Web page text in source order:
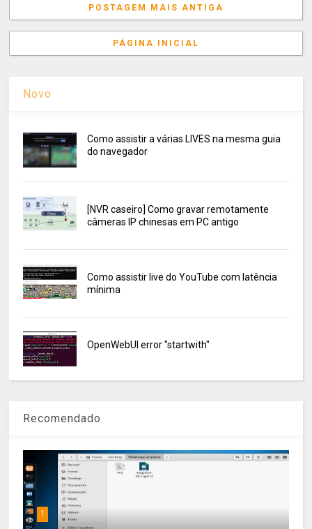
POSTAGEM MAIS ANTIGA
PÁGINA INICIAL
Novo
Como assistir a várias LIVES na mesma guia
do navegador
[NVR caseiro] Como gravar remotamente
câmeras IP chinesas em PC antigo
Como assistir live do YouTube com latência
mínima
OpenWebUI error "startwith"
Recomendado
1